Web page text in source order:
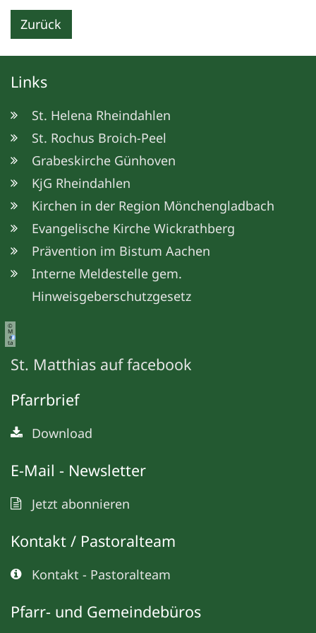
Zurück
Links
St. Helena Rheindahlen
St. Rochus Broich-Peel
Grabeskirche Günhoven
KjG Rheindahlen
Kirchen in der Region Mönchengladbach
Evangelische Kirche Wickrathberg
Prävention im Bistum Aachen
Interne Meldestelle gem.
Hinweisgeberschutzgesetz
©
M
e
ta
St. Matthias auf facebook
Pfarrbrief
Download
E-Mail - Newsletter
Jetzt abonnieren
Kontakt / Pastoralteam
Kontakt - Pastoralteam
Pfarr- und Gemeindebüros